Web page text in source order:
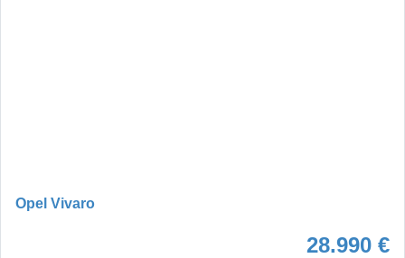
Opel Vivaro
28.990 €